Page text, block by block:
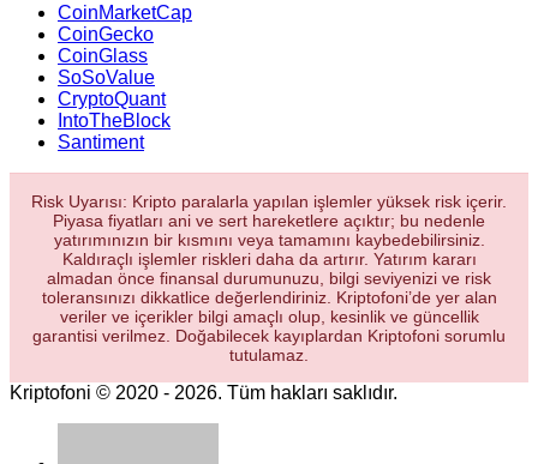
CoinMarketCap
CoinGecko
CoinGlass
SoSoValue
CryptoQuant
IntoTheBlock
Santiment
Risk Uyarısı: Kripto paralarla yapılan işlemler yüksek risk içerir.
Piyasa fiyatları ani ve sert hareketlere açıktır; bu nedenle
yatırımınızın bir kısmını veya tamamını kaybedebilirsiniz.
Kaldıraçlı işlemler riskleri daha da artırır. Yatırım kararı
almadan önce finansal durumunuzu, bilgi seviyenizi ve risk
toleransınızı dikkatlice değerlendiriniz. Kriptofoni’de yer alan
veriler ve içerikler bilgi amaçlı olup, kesinlik ve güncellik
garantisi verilmez. Doğabilecek kayıplardan Kriptofoni sorumlu
tutulamaz.
Kriptofoni © 2020 - 2026. Tüm hakları saklıdır.